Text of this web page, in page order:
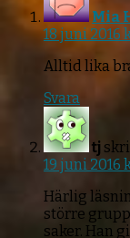
Mia
18 juni 2016
Alltid lika
Svara
tj
19 juni 2016
Härlig
större
saker. Han